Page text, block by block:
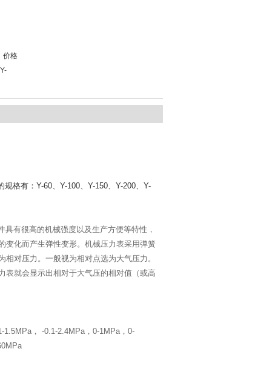
价格
格有：Y-60、Y-100、Y-150、Y-200、Y-
有很高的机械强度以及生产方便等特性，
变化而产生弹性变形。机械压力表采用弹簧
对压力。一般视为相对点选为大气压力。
表就会显示出相对于大气压的相对值（或高
1.5MPa， -0.1-2.4MPa，0-1MPa，0-